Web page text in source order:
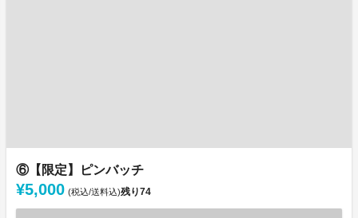
⑥【限定】ピンバッチ
¥5,000 (税込/送料込)残り74